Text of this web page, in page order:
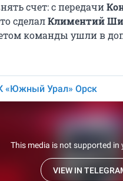
счет: с передачи
сделалКлиментий
команды ушли в